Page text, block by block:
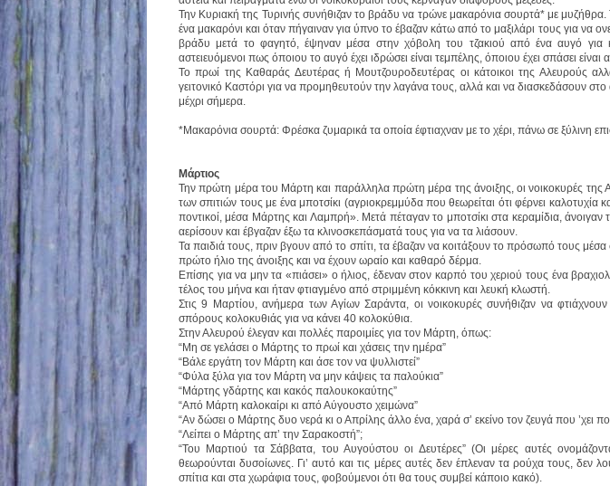
Την Κυριακή της Τυρινής συνήθιζαν το βράδυ να τρώνε μακαρόνια σουρτά* με
ένα μακαρόνι και όταν πήγαιναν για ύπνο το έβαζαν κάτω από το μαξιλάρι τους για να
βράδυ μετά το φαγητό, έψηναν μέσα στην χόβολη του τζακιού από ένα αυγό για
αστειευόμενοι πως όποιου το αυγό έχει ιδρώσει είναι τεμπέλης, όποιου έχει σπάσει
Το πρωί της Καθαράς Δευτέρας ή Μουτζουροδευτέρας οι κάτοικοι της Αλευρούς
γειτονικό Καστόρι για να προμηθευτούν την λαγάνα τους, αλλά και να διασκεδάσουν στο
μέχρι σήμερα.
*Mακαρόνια σουρτά: Φρέσκα ζυμαρικά τα οποία έφτιαχναν με το χέρι, πάνω σε ξύλινη
Μάρτιος
Την πρώτη μέρα του Μάρτη και παράλληλα πρώτη μέρα της άνοιξης, οι νοικοκυρές της
των σπιτιών τους με ένα μποτσίκι (αγριοκρεμμύδα που θεωρείται ότι φέρνει καλοτυχία
ποντικοί, μέσα Μάρτης και Λαμπρή». Μετά πέταγαν το μποτσίκι στα κεραμίδια,
αερίσουν και έβγαζαν έξω τα κλινοσκεπάσματά τους για να τα λιάσουν.
Τα παιδιά τους, πριν βγουν από το σπίτι, τα έβαζαν να κοιτάξουν το πρόσωπό τους
πρώτο ήλιο της άνοιξης και να έχουν ωραίο και καθαρό δέρμα.
Επίσης για να μην τα «πιάσει» ο ήλιος, έδεναν στον καρπό του χεριού τους ένα
τέλος του μήνα και ήταν φτιαγμένο από στριμμένη κόκκινη και λευκή κλωστή.
Στις 9 Μαρτίου, ανήμερα των Αγίων Σαράντα, οι νοικοκυρές συνήθιζαν να
σπόρους κολοκυθιάς για να κάνει 40 κολοκύθια.
Στην Αλευρού έλεγαν και πολλές παροιμίες για τον Μάρτη, όπως:
“Μη σε γελάσει ο Μάρτης το πρωί και χάσεις την ημέρα”
“Βάλε εργάτη τον Μάρτη και άσε τον να ψυλλιστεί”
“Φύλα ξύλα για τον Μάρτη να μην κάψεις τα παλούκια”
“Μάρτης γδάρτης και κακός παλουκοκαύτης”
“Από Μάρτη καλοκαίρι κι από Αύγουστο χειμώνα”
“Αν δώσει ο Μάρτης δυο νερά κι ο Απρίλης άλλο ένα, χαρά σ’ εκείνο τον ζευγά που ’χει
“Λείπει ο Μάρτης απ’ την Σαρακοστή”;
“Του Μαρτιού τα Σάββατα, του Αυγούστου οι Δευτέρες” (Οι μέρες αυτές
θεωρούνται δυσοίωνες. Γι’ αυτό και τις μέρες αυτές δεν έπλεναν τα ρούχα τους, δεν
σπίτια και στα χωράφια τους, φοβούμενοι ότι θα τους συμβεί κάποιο κακό).